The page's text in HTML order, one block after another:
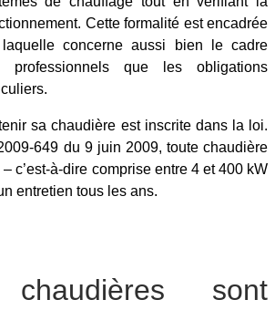
Cette formalité est encadrée
concerne aussi bien le cadre
professionnels que les obligations
sa chaudière est inscrite dans la loi.
649 du 9 juin 2009, toute chaudière
c’est-à-dire comprise entre 4 et 400 kW
entretien tous les ans.
chaudières sont